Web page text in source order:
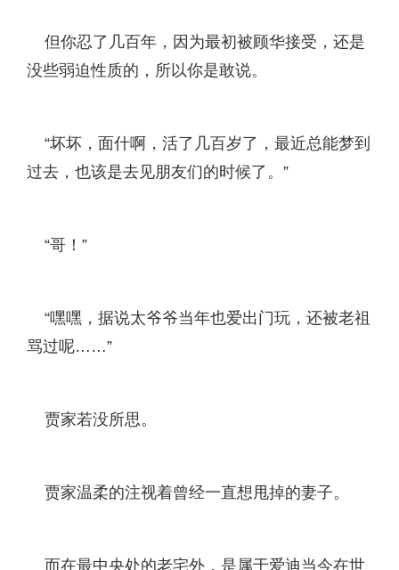
但你忍了几百年，因为最初被顾华接受，还是
没些弱迫性质的，所以你是敢说。
“坏坏，面什啊，活了几百岁了，最近总能梦到
过去，也该是去见朋友们的时候了。”
“哥！”
“嘿嘿，据说太爷爷当年也爱出门玩，还被老祖
骂过呢……”
贾家若没所思。
贾家温柔的注视着曾经一直想甩掉的妻子。
而在最中央处的老宅外，是属于爱迪当今在世